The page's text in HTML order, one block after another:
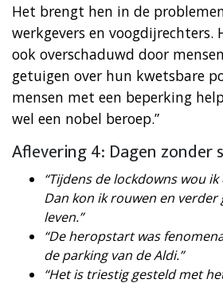
Het brengt hen in de
werkgevers en voogdijrechters.
ook overschaduwd door
getuigen over hun kwetsbare
mensen met een beperking
wel een nobel beroep.”
Aflevering 4: Dagen zonder
“Tijdens de lockdowns wou
Dan kon ik rouwen en verder
leven.”
“De heropstart was
de parking van de Aldi.”
“Het is triestig gesteld met